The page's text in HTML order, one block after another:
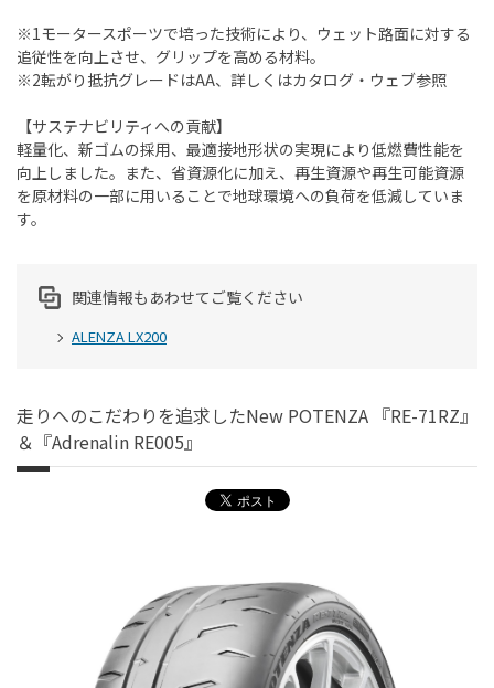
※1モータースポーツで培った技術により、ウェット路面に対する
追従性を向上させ、グリップを高める材料。
※2転がり抵抗グレードはAA、詳しくはカタログ・ウェブ参照
【サステナビリティへの貢献】
軽量化、新ゴムの採用、最適接地形状の実現により低燃費性能を
向上しました。また、省資源化に加え、再生資源や再生可能資源
を原材料の一部に用いることで地球環境への負荷を低減していま
す。
関連情報もあわせてご覧ください
ALENZA LX200
走りへのこだわりを追求したNew POTENZA 『RE-71RZ』
＆『Adrenalin RE005』